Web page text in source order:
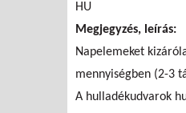
HU
Megjegyzés, leírás:
Napelemeket
mennyiségben (2-3
A hulladékudvarok